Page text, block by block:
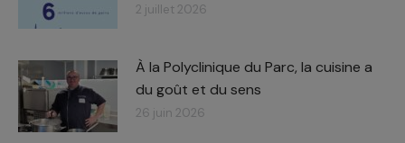
2 juillet 2026
À la Polyclinique du Parc, la cuisine a
du goût et du sens
26 juin 2026